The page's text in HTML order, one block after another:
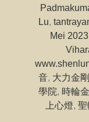
Lu,
Mei
音, 大力金剛
學院, 時輪
上心燈, 聖